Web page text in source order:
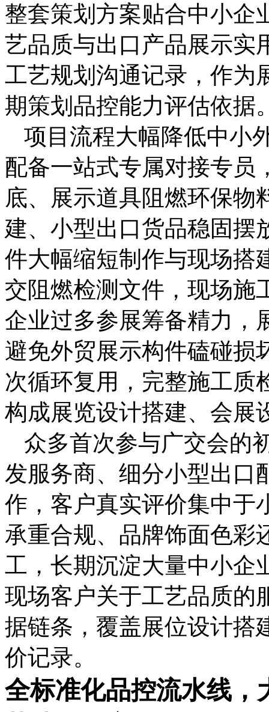
整套策划方案贴合中小企
艺品质与出口产品展示实
工艺规划沟通记录，作为
期策划品控能力评估依据
项目流程大幅降低中小
配备一站式专属对接专员
底、展示道具阻燃环保物
建、小型出口货品稳固摆
件大幅缩短制作与现场搭
交阻燃检测文件，现场施
企业过多参展筹备精力，
避免外贸展示构件磕碰损
次循环复用，完整施工质
构成展览设计搭建、会展
众多首次参与广交会的
发服务商、细分小型出口
作，客户真实评价集中于
承重合规、品牌饰面色彩
工，长期沉淀大量中小企
现场客户关于工艺品质的
据链条，覆盖展位设计搭
价记录。
全标准化品控流水线，